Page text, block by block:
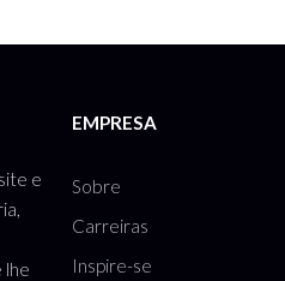
e
lhe
EMPRESA
Sobre
Carreiras
Inspire-se